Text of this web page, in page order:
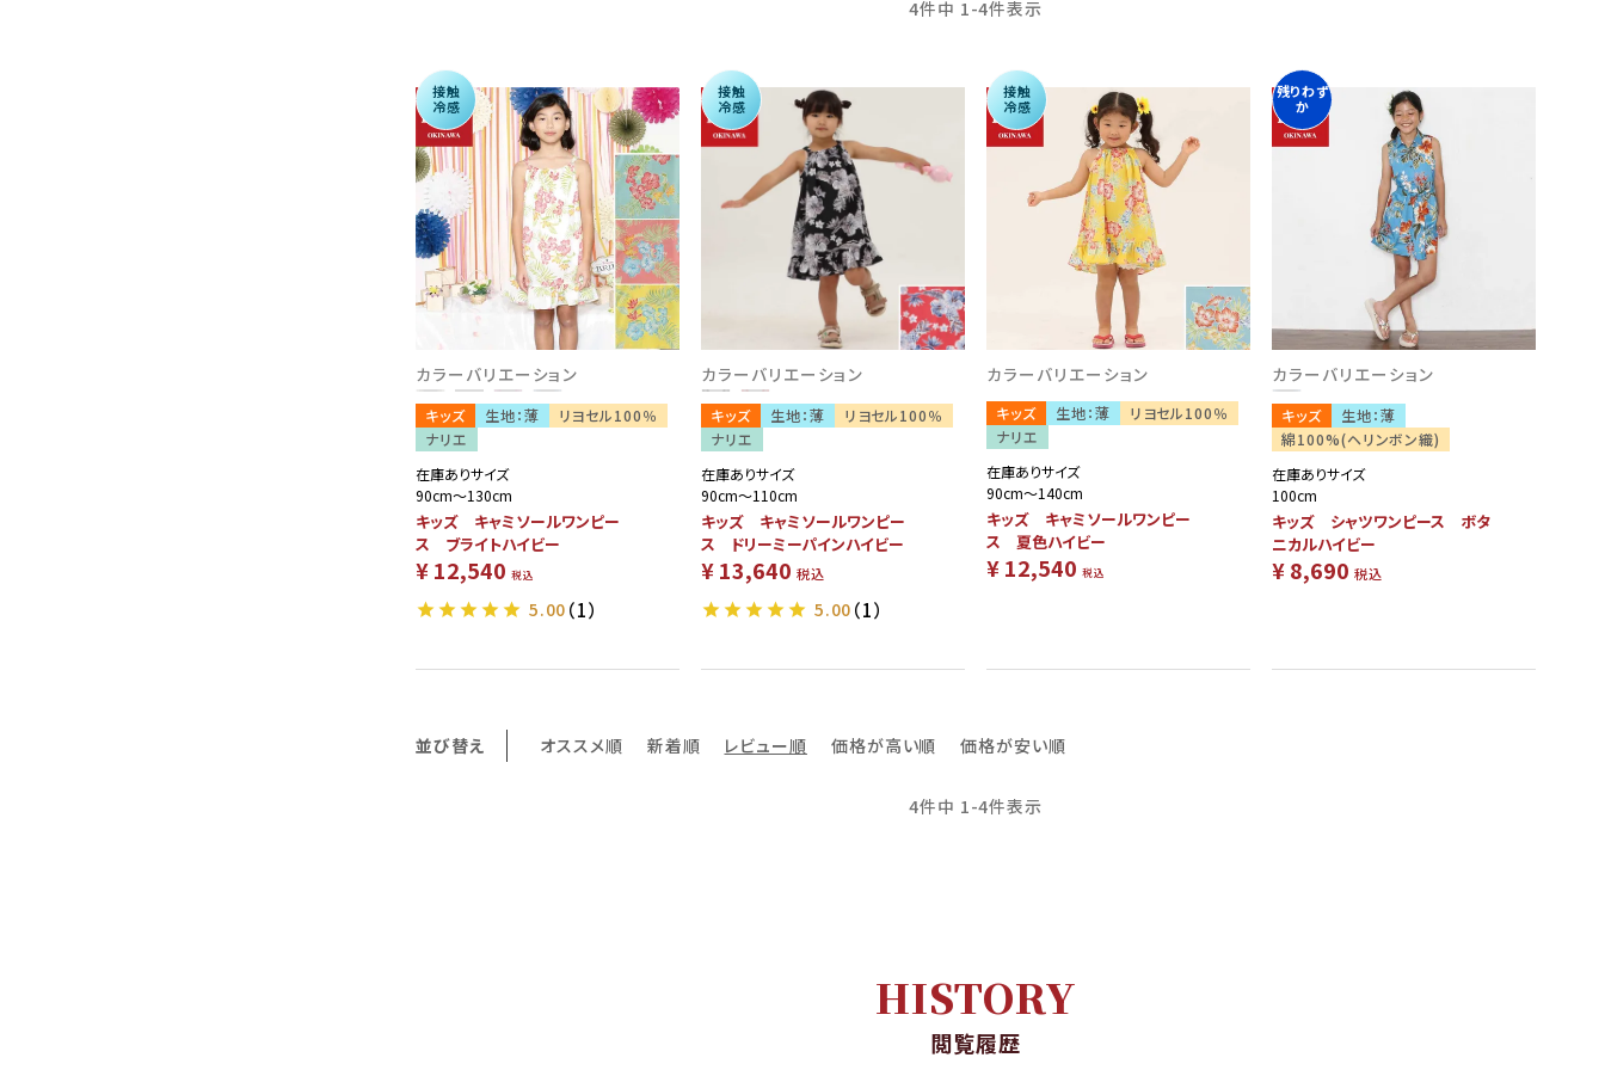
4件中 1-4件表示
カラーバリエーション
キッズ 生地：薄
リヨセル100％
ナリエ
接触
冷感
在庫ありサイズ
90cm～130cm
キッズ キャミソールワンピー
ス ブライトハイビー
¥12,540 税込
5.00 （1）
カラーバリエーション
キッズ 生地：薄
リヨセル100％
ナリエ
接触
冷感
在庫ありサイズ
90cm～110cm
キッズ キャミソールワンピー
ス ドリーミーパインハイビー
¥13,640 税込
5.00 （1）
カラーバリエーション
キッズ 生地：薄
リヨセル100％
ナリエ
接触
冷感
在庫ありサイズ
90cm～140cm
キッズ キャミソールワンピー
ス 夏色ハイビー
¥12,540 税込
カラーバリエーション
キッズ
生地：薄
綿100%(ヘリンボン織)
残りわず
か
在庫ありサイズ
100cm
キッズ シャツワンピース ボタ
ニカルハイビー
¥8,690 税込
並び替え オススメ順 新着順 レビュー順 価格が高い順 価格が安い順
4件中 1-4件表示
HISTORY
閲覧履歴